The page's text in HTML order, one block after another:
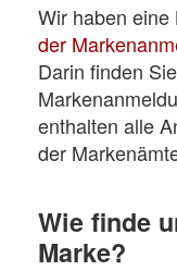
Wir haben eine
der
Darin finden
enthalten alle
der
Wie finde
Marke?